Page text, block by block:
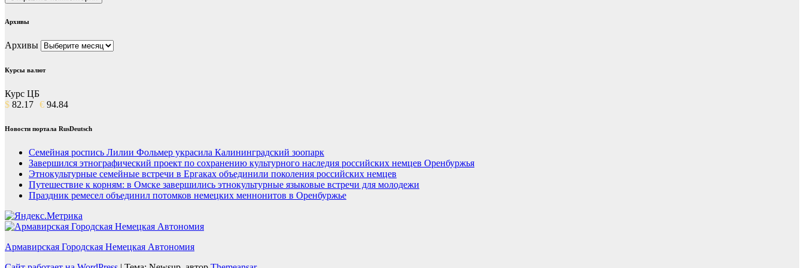
Архивы
Архивы
Курсы валют
Курс ЦБ
$ 82.17 € 94.84
Новости портала RusDeutsch
Семейная роспись Лилии Фольмер украсила Калининградский зоопарк
Завершился этнографический проект по сохранению культурного наследия российских немцев Оренбуржья
Этнокультурные семейные встречи в Ергаках объединили поколения российских немцев
Путешествие к корням: в Омске завершились этнокультурные языковые встречи для молодежи
Праздник ремесел объединил потомков немецких меннонитов в Оренбуржье
Армавирская Городская Немецкая Автономия